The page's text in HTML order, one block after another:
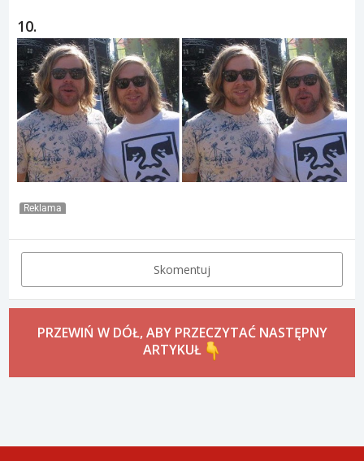
10.
Reklama
Skomentuj
PRZEWIŃ W DÓŁ, ABY PRZECZYTAĆ NASTĘPNY
ARTYKUŁ